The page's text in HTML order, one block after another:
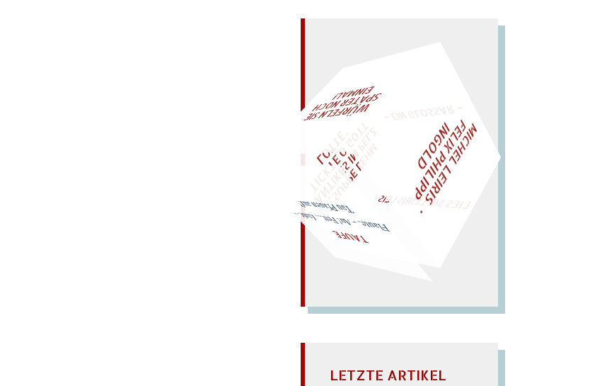
„
S
U
P
P
E
L
E
H
M
A
N
T
I
K
E
S
I
M
P
E
L
ZT
I
C
K
T
E
O
G
O
T
TL
O
T
T
E
"
TAUFE
Flaute. – Au! Fett
… fault. –
Tau Pfauen auf! M
I
C
H
E
L
L
E
I
R
I
S
・
F
E
L
I
X
P
H
I
L
I
P
P
I
N
G
O
L
D
LIES SIR LEIRIS LEIS
AL!
LETZTE ARTIKEL